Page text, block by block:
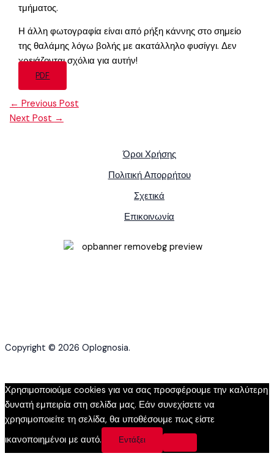
τμήματος.
Η άλλη φωτογραφία είναι από ρήξη κάννης στο σημείο
της θαλάμης λόγω βολής με ακατάλληλο φυσίγγι. Δεν
χρειάζονται σχόλια για αυτήν!
PDF
← Previous Post
Next Post →
Όροι Χρήσης
Πολιτική Απορρήτου
Σχετικά
Επικοινωνία
Copyright © 2026 Oplognosia.
Χρησιμοποιούμε cookies για να σας προσφέρουμε την καλύτερη
δυνατή εμπειρία στη σελίδα μας. Εάν συνεχίσετε να
χρησιμοποιείτε τη σελίδα, θα υποθέσουμε πως είστε
ικανοποιημένοι με αυτό.
Εντάξει